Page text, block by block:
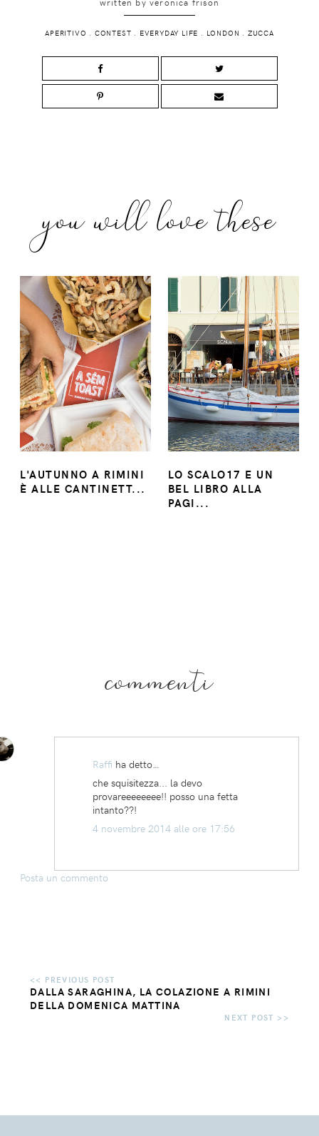
APERITIVO . CONTEST . EVERYDAY LIFE . LONDON . ZUCCA
you will love these
L'AUTUNNO A RIMINI
È ALLE CANTINETT...
LO SCALO17 E UN
BEL LIBRO ALLA
PAGI...
commenti
Raffi ha detto…
che squisitezza... la devo
provareeeeeeee!! posso una fetta
intanto??!
4 novembre 2014 alle ore 17:56
Posta un commento
DALLA SARAGHINA, LA COLAZIONE A RIMINI
DELLA DOMENICA MATTINA